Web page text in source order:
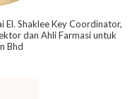
El. Shaklee Key Coordinator,
dan Ahli Farmasi untuk
Bhd